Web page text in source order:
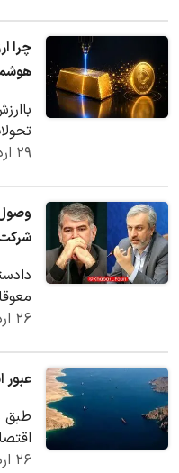
چرا
کند
۲۹ اردیبهشت ۱۴۰۵
دبش
۲۶ اردیبهشت ۱۴۰۵
عبور
طبق
تنگه
۲۶ اردیبهشت ۱۴۰۵